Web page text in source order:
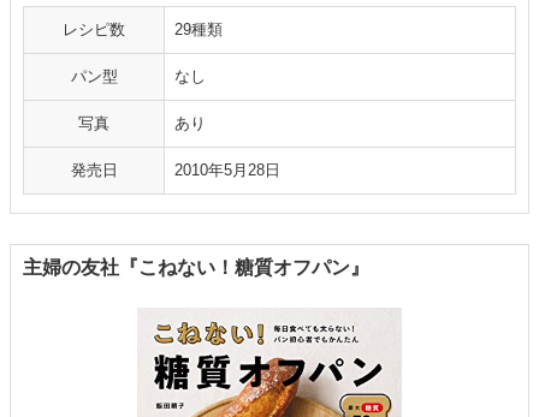
レシピ数 29種類
パン型 なし
写真 あり
発売日 2010年5月28日
主婦の友社『こねない！糖質オフパン』